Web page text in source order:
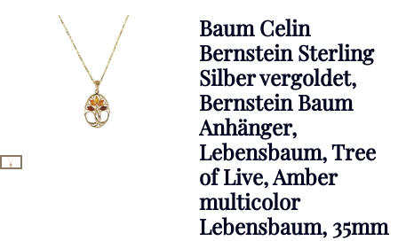
Baum Celin
Bernstein Sterling
Silber vergoldet,
Bernstein Baum
Anhänger,
Lebensbaum, Tree
of Live, Amber
multicolor
Lebensbaum, 35mm